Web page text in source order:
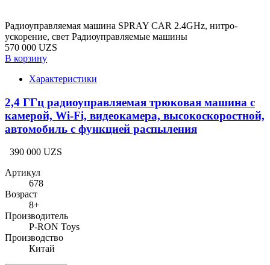
Радиоуправляемая машина SPRAY CAR 2.4GHz, нитро-
ускорение, свет Радиоуправляемые машины
570 000 UZS
В корзину
Характеристики
2,4 ГГц радиоуправляемая трюковая машина с
камерой, Wi-Fi, видеокамера, высокоскоростной,
автомобиль с функцией распыления
390 000 UZS
Артикул
678
Возраст
8+
Производитель
P-RON Toys
Производство
Китай